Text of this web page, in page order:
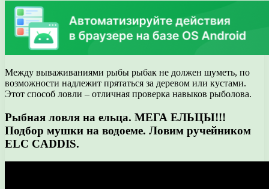
Между вываживаниями рыбы рыбак не должен шуметь, по
возможности надлежит прятаться за деревом или кустами.
Этот способ ловли – отличная проверка навыков рыболова.
Рыбная ловля на ельца. МЕГА ЕЛЬЦЫ!!!
Подбор мушки на водоеме. Ловим ручейником
ELC CADDIS.